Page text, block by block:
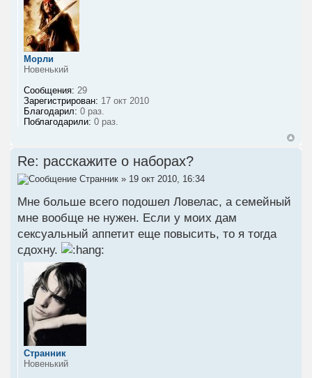
Морли
Новенький
Сообщения: 29
Зарегистрирован: 17 окт 2010
Благодарил: 0 раз.
Поблагодарили: 0 раз.
Re: расскажите о наборах?
Странник » 19 окт 2010, 16:34
Мне больше всего подошел Ловелас, а семейный
мне вообще не нужен. Если у моих дам
сексуальный аппетит еще повысить, то я тогда
сдохну.
Странник
Новенький